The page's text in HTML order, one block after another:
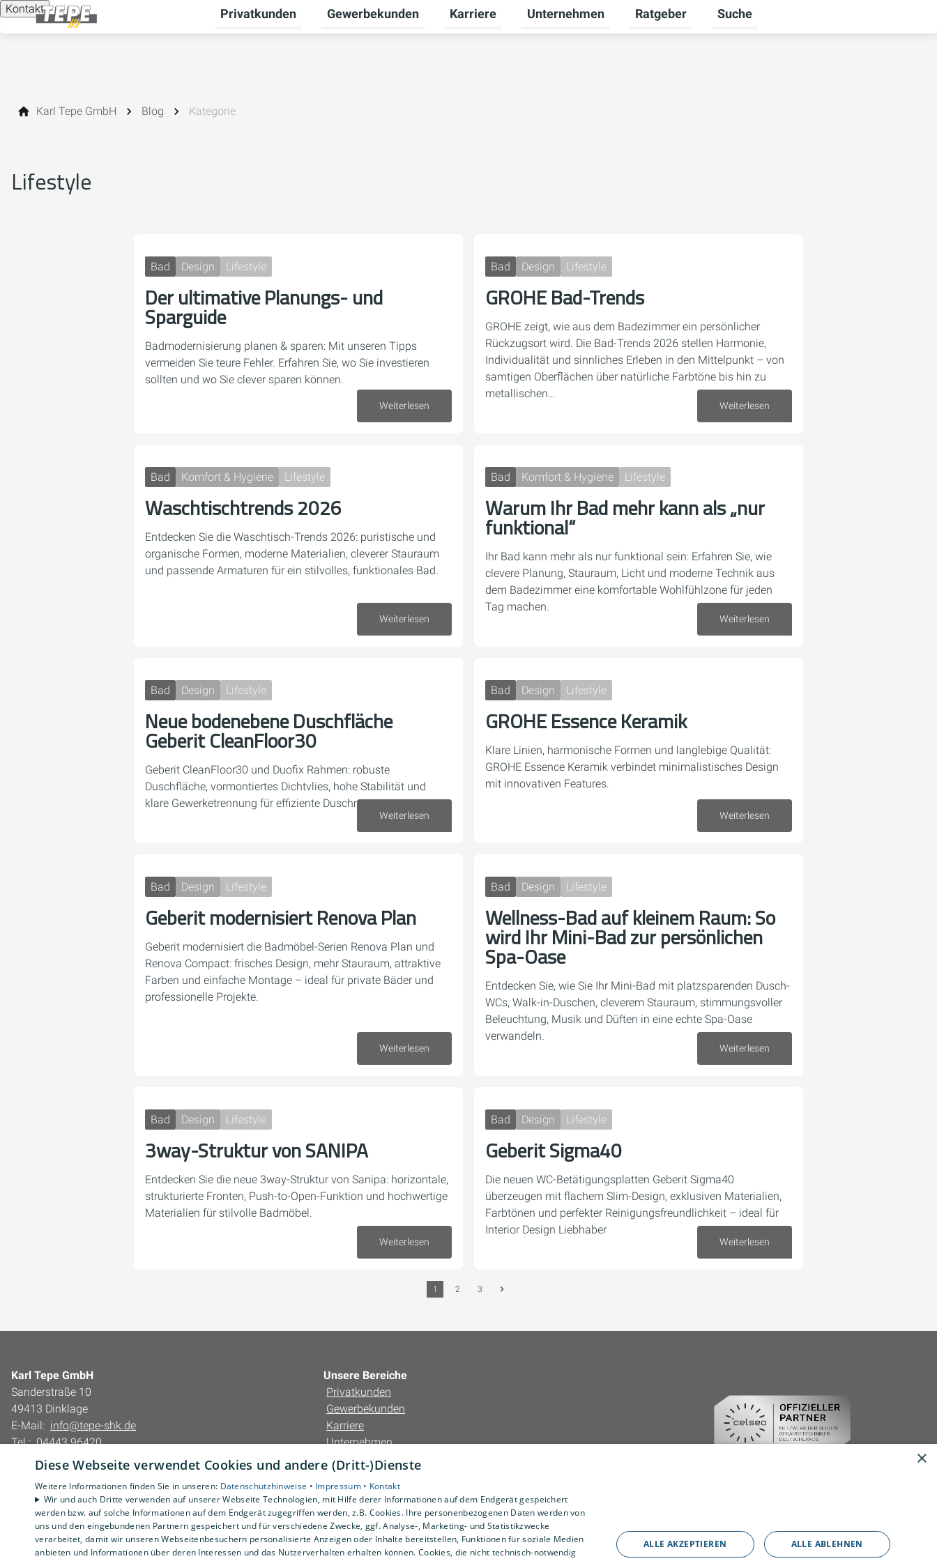
Kontakt Privatkunden
Untermenü für Privatkunden umschalten
Gewerbekunden
Untermenü für Gewerbekunden umschalten
Karriere
Untermenü für Karriere umschalten
Unternehmen
Untermenü für Unternehmen umschalten
Ratgeber
Untermenü für Ratgeber umschalten
Suche
Karl Tepe GmbH Blog Kategorie
Lifestyle
Bad Design Lifestyle
Der ultimative Planungs- und
Sparguide
Badmodernisierung planen & sparen: Mit unseren Tipps
vermeiden Sie teure Fehler. Erfahren Sie, wo Sie investieren
sollten und wo Sie clever sparen können.
18. Mai 2026
Weiterlesen
Bad Design Lifestyle
GROHE Bad-Trends
GROHE zeigt, wie aus dem Badezimmer ein persönlicher
Rückzugsort wird. Die Bad-Trends 2026 stellen Harmonie,
Individualität und sinnliches Erleben in den Mittelpunkt – von
samtigen Oberflächen über natürliche Farbtöne bis hin zu
metallischen…
Weiterlesen
Bad Komfort & Hygiene Lifestyle
Waschtischtrends 2026
Entdecken Sie die Waschtisch-Trends 2026: puristische und
organische Formen, moderne Materialien, cleverer Stauraum
und passende Armaturen für ein stilvolles, funktionales Bad.
Weiterlesen
Bad Komfort & Hygiene Lifestyle
Warum Ihr Bad mehr kann als „nur
funktional“
Ihr Bad kann mehr als nur funktional sein: Erfahren Sie, wie
clevere Planung, Stauraum, Licht und moderne Technik aus
dem Badezimmer eine komfortable Wohlfühlzone für jeden
Tag machen.
Weiterlesen
Bad Design Lifestyle
Neue bodenebene Duschfläche
Geberit CleanFloor30
Geberit CleanFloor30 und Duofix Rahmen: robuste
Duschfläche, vormontiertes Dichtvlies, hohe Stabilität und
klare Gewerketrennung für effiziente Duschmontage.
Weiterlesen
Bad Design Lifestyle
GROHE Essence Keramik
Klare Linien, harmonische Formen und langlebige Qualität:
GROHE Essence Keramik verbindet minimalistisches Design
mit innovativen Features.
25. Februar 2026
Weiterlesen
Bad Design Lifestyle
Geberit modernisiert Renova Plan
Geberit modernisiert die Badmöbel-Serien Renova Plan und
Renova Compact: frisches Design, mehr Stauraum, attraktive
Farben und einfache Montage – ideal für private Bäder und
professionelle Projekte.
Weiterlesen
Bad Design Lifestyle
Wellness-Bad auf kleinem Raum: So
wird Ihr Mini-Bad zur persönlichen
Spa-Oase
Entdecken Sie, wie Sie Ihr Mini-Bad mit platzsparenden Dusch-
WCs, Walk-in-Duschen, cleverem Stauraum, stimmungsvoller
Beleuchtung, Musik und Düften in eine echte Spa-Oase
verwandeln.
Weiterlesen
Bad Design Lifestyle
3way-Struktur von SANIPA
Entdecken Sie die neue 3way-Struktur von Sanipa: horizontale,
strukturierte Fronten, Push-to-Open-Funktion und hochwertige
Materialien für stilvolle Badmöbel.
15. Dezember 2025
Weiterlesen
Bad Design Lifestyle
Geberit Sigma40
Die neuen WC-Betätigungsplatten Geberit Sigma40
überzeugen mit flachem Slim-Design, exklusiven Materialien,
Farbtönen und perfekter Reinigungsfreundlichkeit – ideal für
Interior Design Liebhaber
Weiterlesen
1 2 3
Karl Tepe GmbH
Sanderstraße 10
49413 Dinklage
E-Mail: info@tepe-shk.de
Tel.: 04443 96420
Impressum
Barrierefreiheitserklärung
Datenschutzerklärung
AGB
Unsere Bereiche
Privatkunden
Gewerbekunden
Karriere
Unternehmen
Kontakt
×
Diese Webseite verwendet Cookies und andere (Dritt-)Dienste
Weitere Informationen finden Sie in unseren: Datenschutzhinweise • Impressum • Kontakt
Wir und auch Dritte verwenden auf unserer Webseite Technologien, mit Hilfe derer Informationen auf dem Endgerät gespeichert
werden bzw. auf solche Informationen auf dem Endgerät zugegriffen werden, z.B. Cookies. Ihre personenbezogenen Daten werden von
uns und den eingebundenen Partnern gespeichert und für verschiedene Zwecke, ggf. Analyse-, Marketing- und Statistikzwecke
verarbeitet, damit wir unseren Webseitenbesuchern personalisierte Anzeigen oder Inhalte bereitstellen, Funktionen für soziale Medien
anbieten und Informationen über deren Interessen und das Nutzerverhalten erhalten können. Cookies, die nicht technisch-notwendig
ALLE AKZEPTIEREN ALLE ABLEHNEN